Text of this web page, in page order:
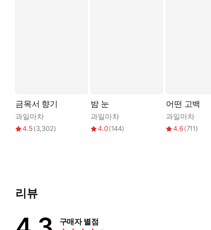
금목서 향기
과일마차
4.5(3,302)
밤 눈
과일마차
4.0(144)
어떤 고백
과일마차
4.6(711)
리뷰
구매자 별점